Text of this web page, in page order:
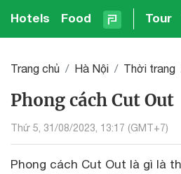
Hotels Food Tour
Trang chủ Hà Nội Thời trang
Phong cách Cut Out
Thứ 5, 31/08/2023, 13:17 (GMT+7)
Phong cách Cut Out là gì là